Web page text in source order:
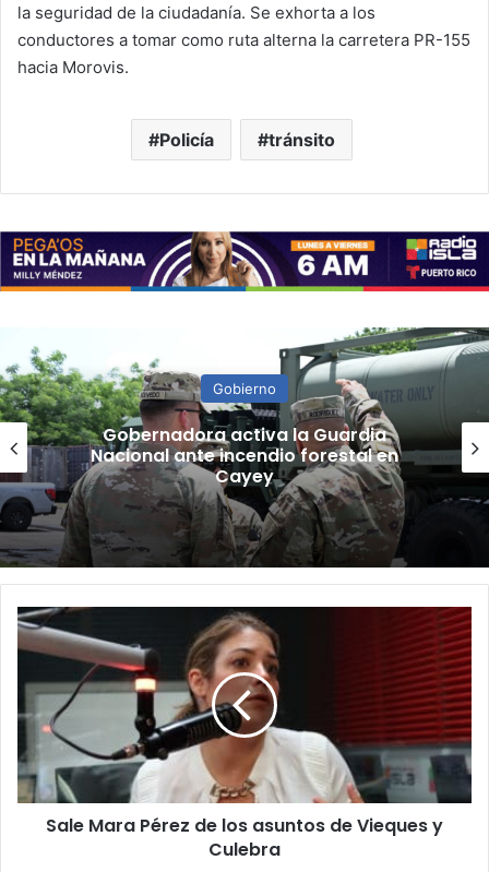
la seguridad de la ciudadanía. Se exhorta a los
conductores a tomar como ruta alterna la carretera PR-155
hacia Morovis.
Policía tránsito
Gobierno
“Camisa hecha a la medida”:
Planificador cuestiona aprobación
de consulta de ubicación de Esencia
Sale
Mara
Pérez
de
los
asuntos
de
Vieques
y
CulebraSale Mara Pérez de los asuntos de Vieques y
Culebra